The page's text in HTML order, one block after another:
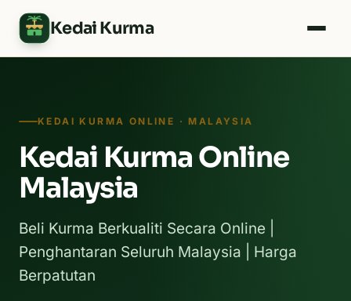
Kedai Kurma
KEDAI KURMA ONLINE · MALAYSIA
Kedai Kurma Online
Malaysia
Beli Kurma Berkualiti Secara Online |
Penghantaran Seluruh Malaysia | Harga
Berpatutan